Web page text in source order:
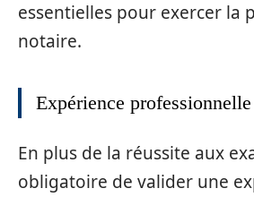
essentielles pour exercer la
notaire.
Expérience professionnelle
En plus de la réussite aux
obligatoire de valider une